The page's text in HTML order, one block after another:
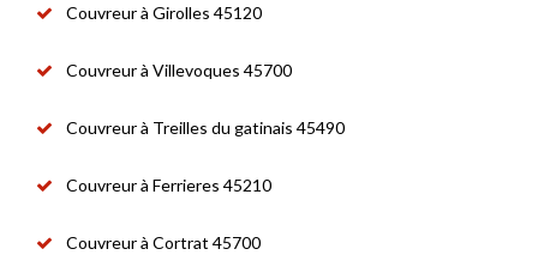
Couvreur à Girolles 45120
Couvreur à Villevoques 45700
Couvreur à Treilles du gatinais 45490
Couvreur à Ferrieres 45210
Couvreur à Cortrat 45700